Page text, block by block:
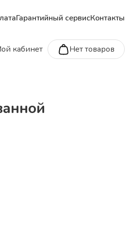
Гарантийный сервисКонтакты
кабинет Нет товаров